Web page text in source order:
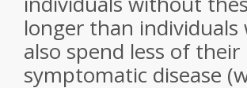
longer than
also spend less of
symptomatic disease